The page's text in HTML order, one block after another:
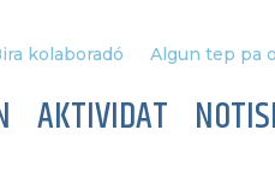
kolaboradó Algun tep pa
AKTIVIDAT